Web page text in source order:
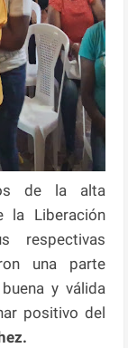
de la alta
la Liberación
una parte
y válida
positivo del